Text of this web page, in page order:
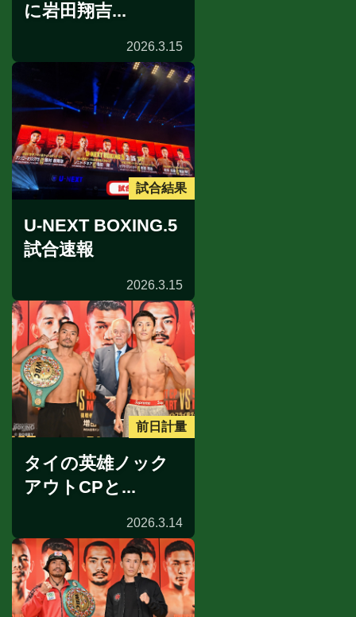
に岩田翔吉...
2026.3.15
試合結果
U-NEXT BOXING.5
試合速報
2026.3.15
前日計量
タイの英雄ノック
アウトCPと...
2026.3.14